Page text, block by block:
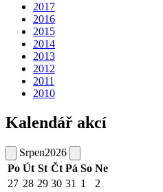
2017
2016
2015
2014
2013
2012
2011
2010
Kalendář akcí
Srpen2026
Po Út St Čt Pá So Ne
27 28 29 30 31 1
2